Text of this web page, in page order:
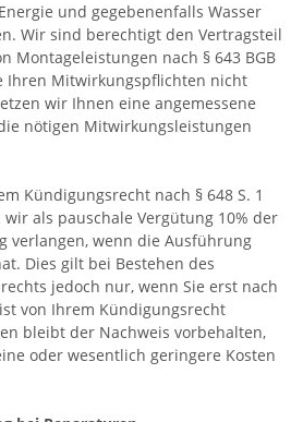
und gegebenenfalls Wasser
Wir sind berechtigt den Vertragsteil
Montageleistungen nach § 643 BGB
Ihren Mitwirkungspflichten nicht
wir Ihnen eine angemessene
nötigen Mitwirkungsleistungen
Kündigungsrecht nach § 648 S. 1
wir als pauschale Vergütung 10% der
verlangen, wenn die Ausführung
Dies gilt bei Bestehen des
jedoch nur, wenn Sie erst nach
von Ihrem Kündigungsrecht
bleibt der Nachweis vorbehalten,
oder wesentlich geringere Kosten